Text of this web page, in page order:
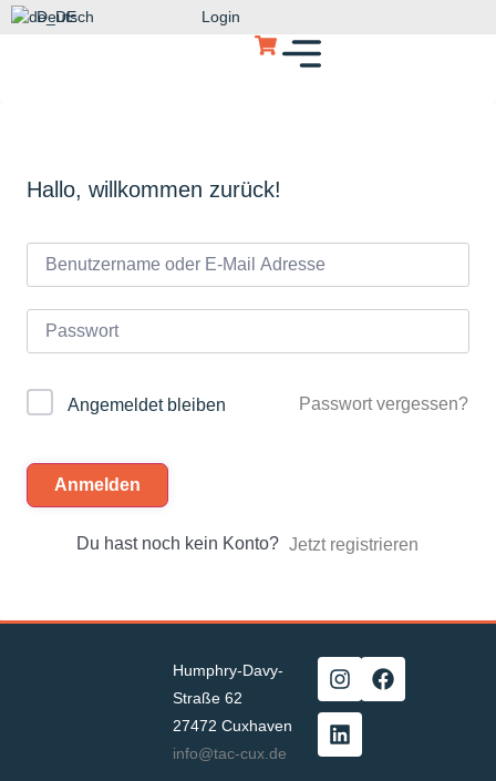
Deutsch Login
Hallo, willkommen zurück!
Angemeldet bleiben Passwort vergessen?
Anmelden
Du hast noch kein Konto? Jetzt registrieren
Humphry-Davy-
Straße 62
27472 Cuxhaven
info@tac-cux.de